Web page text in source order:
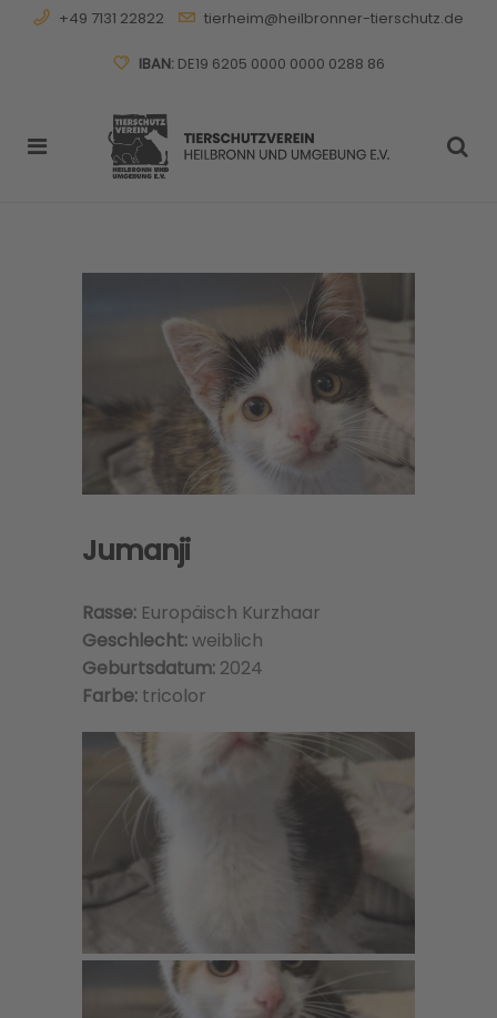
+49 7131 22822 tierheim@heilbronner-tierschutz.de
IBAN:DE19 6205 0000 0000 0288 86
Jumanji
Rasse: Europäisch Kurzhaar
Geschlecht:weiblich
Geburtsdatum: 2024
Farbe: tricolor